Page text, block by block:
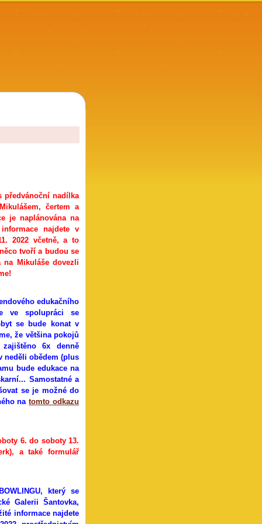
předvánoční nadílka
čertem a
je naplánována na
najdete v
2022 včetně, a to
tvoří a budou se
Mikuláše dovezli
edukačního
ve spolupráci se
se bude konat v
že většina pokojů
6x denně
neděli obědem (plus
bude edukace na
Samostatné a
se je možné do
natomto odkazu
6. do soboty 13.
a také formulář
který se
Galerii Šantovka,
informace najdete